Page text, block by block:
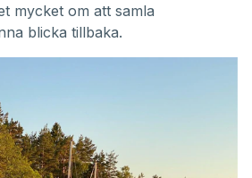
mycket om att samla
blicka tillbaka.